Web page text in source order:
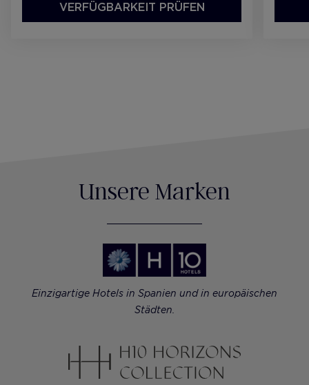
VERFÜGBARKEIT PRÜFEN
Unsere Marken
Einzigartige Hotels in Spanien und in europäischen
Städten.